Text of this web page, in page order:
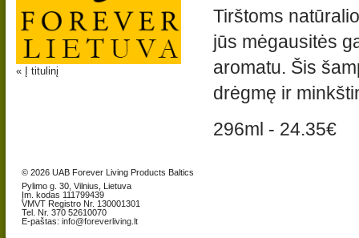
« Į titulinį
Tirštoms
jūs mėgausitės
aromatu. Šis
drėgmę ir
296ml - 24.35€
© 2026 UAB Forever Living Products Baltics
Pylimo g. 30, Vilnius, Lietuva
Įm. kodas 111799439
VMVT Registro Nr. 130001301
Tel. Nr. 370 52610070
E-paštas: info@foreverliving.lt